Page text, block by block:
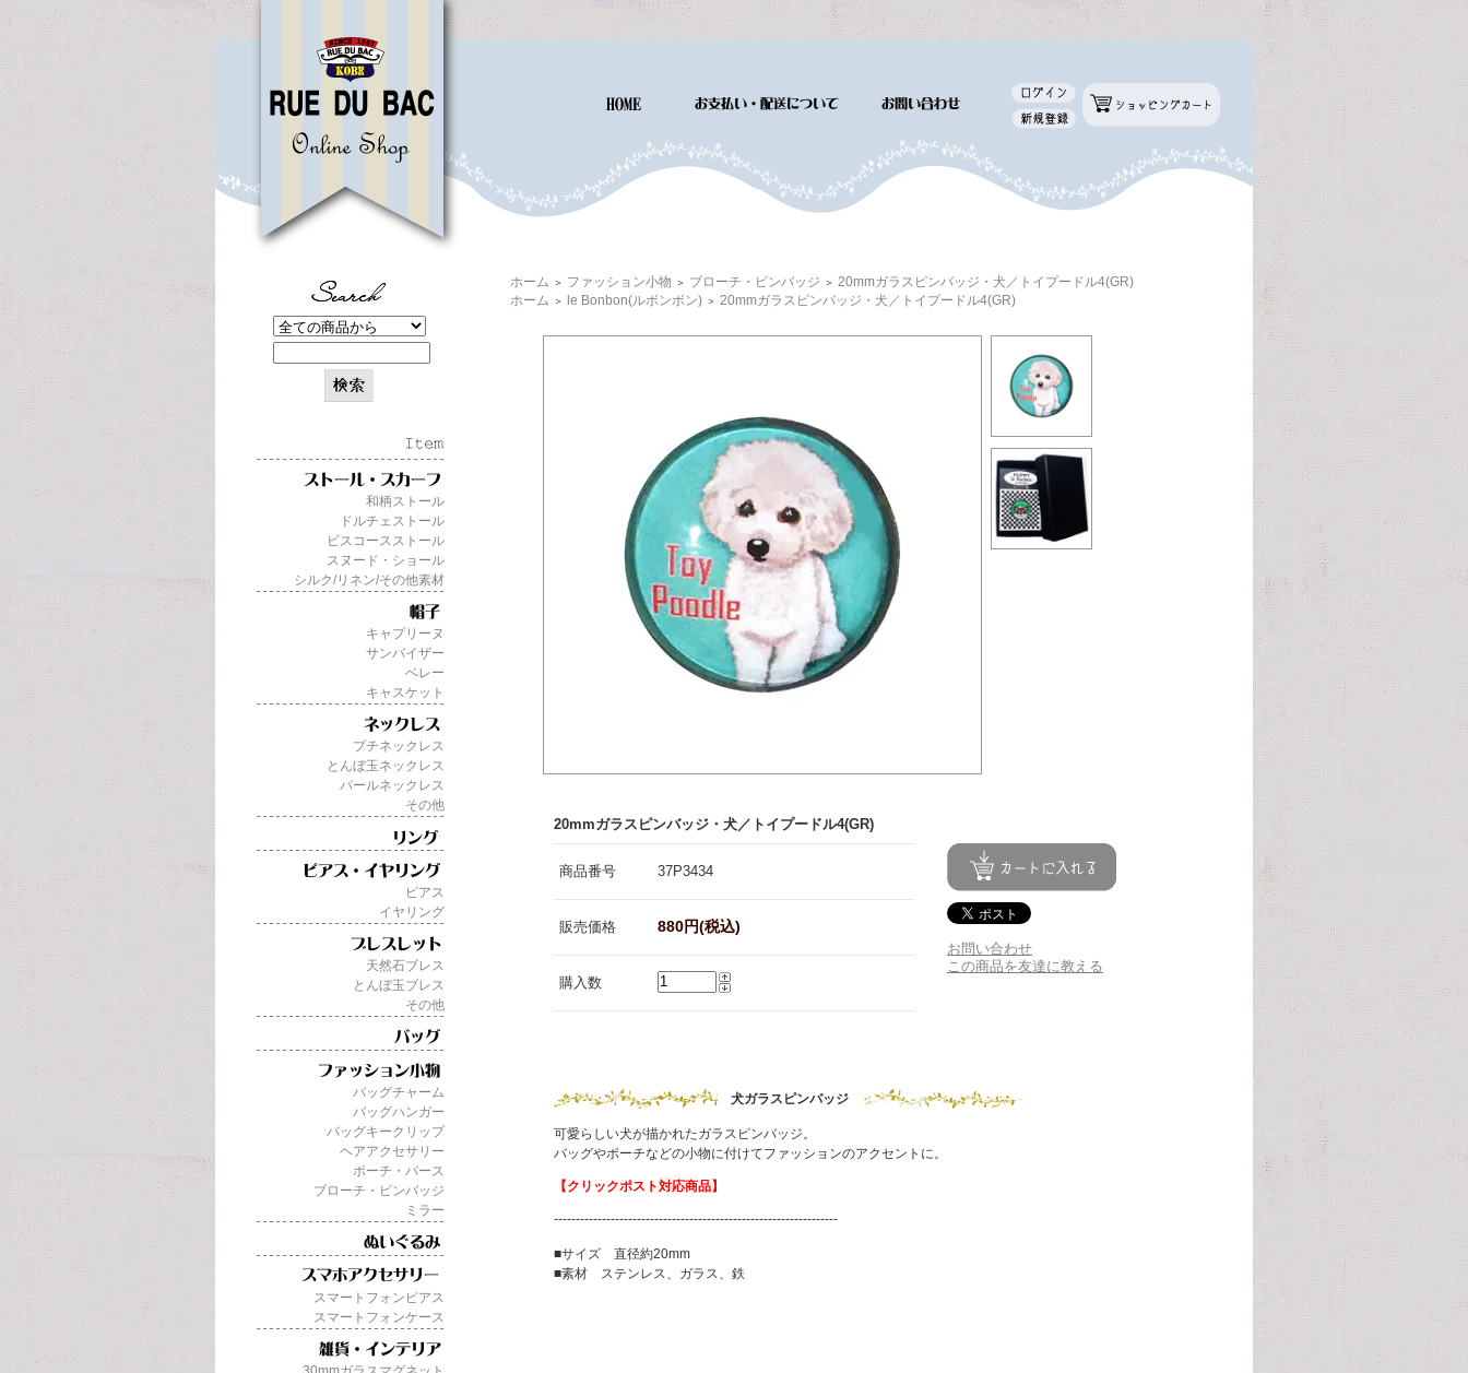
和柄ストール
ドルチェストール
ビスコースストール
スヌード・ショール
シルク/リネン/その他素材
キャプリーヌ
サンバイザー
ベレー
キャスケット
プチネックレス
とんぼ玉ネックレス
パールネックレス
その他
ピアス
イヤリング
天然石ブレス
とんぼ玉ブレス
その他
バッグチャーム
バッグハンガー
バッグキークリップ
ヘアアクセサリー
ポーチ・パース
ブローチ・ピンバッジ
ミラー
スマートフォンピアス
スマートフォンケース
ホーム ＞ ファッション小物 ＞ ブローチ・ピンバッジ ＞ 20mmガラスピンバッジ・犬／トイプードル4(GR)
ホーム ＞ le Bonbon(ルボンボン) ＞ 20mmガラスピンバッジ・犬／トイプードル4(GR)
20mmガラスピンバッジ・犬／トイプードル4(GR)
商品番号 37P3434
販売価格 880円(税込)
購入数
お問い合わせ
この商品を友達に教える
犬ガラスピンバッジ
可愛らしい犬が描かれたガラスピンバッジ。
バッグやポーチなどの小物に付けてファッションのアクセントに。
【クリックポスト対応商品】
-----------------------------------------------------------------
■サイズ 直径約20mm
■素材 ステンレス、ガラス、鉄